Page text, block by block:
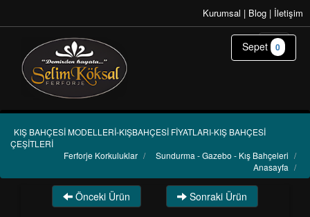
Kurumsal | Blog | İletişim
KIŞ BAHÇESİ MODELLERİ-KIŞBAHÇESİ FİYATLARI-KIŞ BAHÇESİ
ÇEŞİTLERİ
Sundurma - Gazebo - Kış Bahçeleri /
Ferforje Korkuluklar /
Anasayfa /
Önceki Ürün Sonraki Ürün
Sepet 0